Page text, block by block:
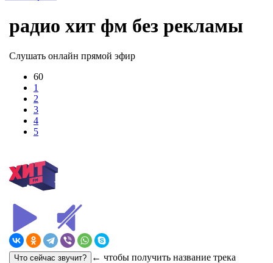
радио хит фм без рекламы
Слушать онлайн прямой эфир
60
1
2
3
4
5
← чтобы получить название трека